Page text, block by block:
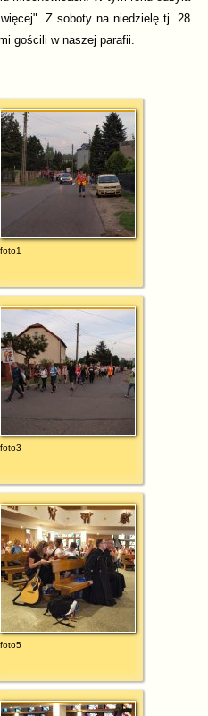
Z soboty na niedzielę tj. 28
gościli w naszej parafii.
foto1
foto3
foto5